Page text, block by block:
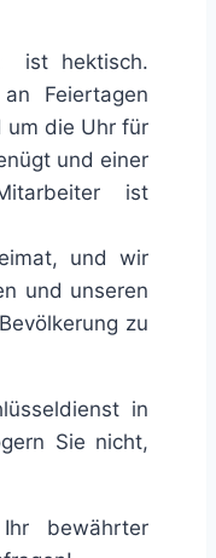
ist hektisch.
Feiertagen
um die Uhr für
und einer
ist
und wir
und unseren
zu
in
Sie nicht,
bewährter